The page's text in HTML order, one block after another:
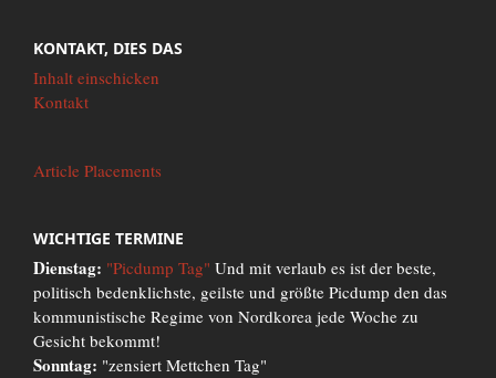
KONTAKT, DIES DAS
Inhalt einschicken
Kontakt
Article Placements
WICHTIGE TERMINE
Dienstag: "Picdump Tag" Und mit verlaub es ist der beste,
politisch bedenklichste, geilste und größte Picdump den das
kommunistische Regime von Nordkorea jede Woche zu
Gesicht bekommt!
Sonntag: "zensiert Mettchen Tag"